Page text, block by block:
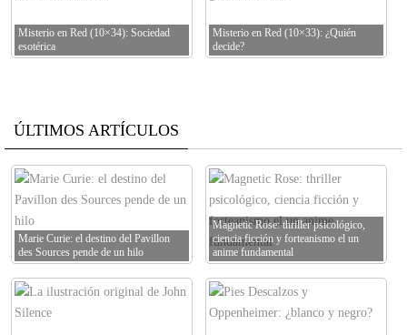
Misterio en Red (10×34): Sociedad
esotérica
Misterio en Red (10×33): ¿Quién
decide?
ÚLTIMOS ARTÍCULOS
Marie Curie: el destino del Pavillon
des Sources pende de un hilo
Magnetic Rose: thriller psicológico,
ciencia ficción y forteanismo el un
anime fundamental